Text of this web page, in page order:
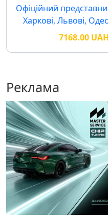
Офіційний
Харкові, Львові,
7168.00 UAH
Реклама